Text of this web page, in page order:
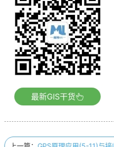
最新GIS干货